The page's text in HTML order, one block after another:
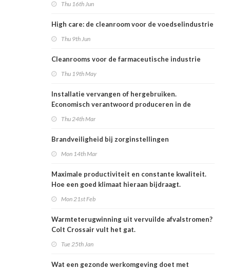
Thu 16th Jun
High care: de cleanroom voor de voedselindustrie
Thu 9th Jun
Cleanrooms voor de farmaceutische industrie
Thu 19th May
Installatie vervangen of hergebruiken.
Economisch verantwoord produceren in de
Thu 24th Mar
Brandveiligheid bij zorginstellingen
Mon 14th Mar
Maximale productiviteit en constante kwaliteit.
Hoe een goed klimaat hieraan bijdraagt.
Mon 21st Feb
Warmteterugwinning uit vervuilde afvalstromen?
Colt Crossair vult het gat.
Tue 25th Jan
Wat een gezonde werkomgeving doet met